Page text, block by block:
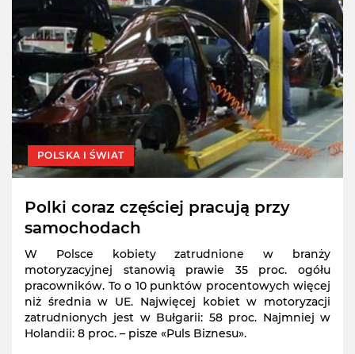
POLSKA I ŚWIAT
Polki coraz częściej pracują przy
samochodach
W Polsce kobiety zatrudnione w branży
motoryzacyjnej stanowią prawie 35 proc. ogółu
pracowników. To o 10 punktów procentowych więcej
niż średnia w UE. Najwięcej kobiet w motoryzacji
zatrudnionych jest w Bułgarii: 58 proc. Najmniej w
Holandii: 8 proc. – pisze «Puls Biznesu».